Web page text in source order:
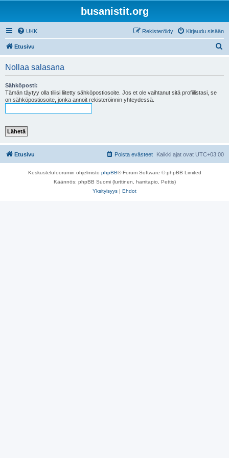
busanistit.org
UKK Kirjaudu sisään
Rekisteröidy
Etusivu
Nollaa salasana
Sähköposti:
Tämän täytyy olla tiliisi liitetty sähköpostiosoite. Jos et ole vaihtanut sitä profiilistasi, se
on sähköpostiosoite, jonka annoit rekisteröinnin yhteydessä.
Etusivu Kaikki ajat ovat UTC+03:00
Poista evästeet
Keskustelufoorumin ohjelmisto phpBB® Forum Software © phpBB Limited
Käännös: phpBB Suomi (lurttinen, harritapio, Pettis)
Yksityisyys | Ehdot